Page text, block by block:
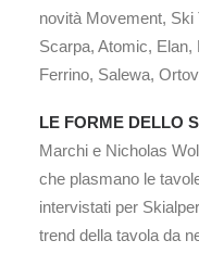
novità Movement, Ski
Scarpa, Atomic,
Ferrino, Salewa,
LE FORME DELLO
Marchi e Nicholas
che plasmano le
intervistati per
trend della tavola da